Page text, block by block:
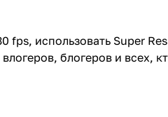
fps, использовать Super
блогеров и всех,